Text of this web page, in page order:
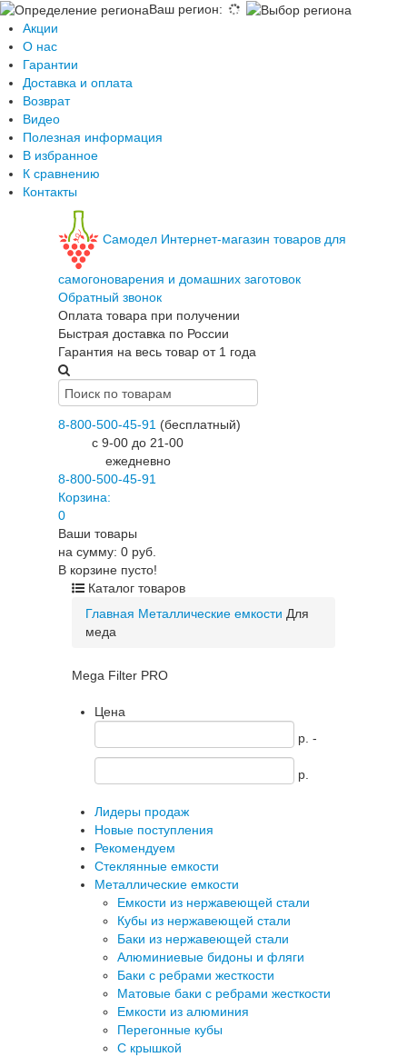
Ваш регион:
Акции
О нас
Гарантии
Доставка и оплата
Возврат
Видео
Полезная информация
В избранное
К сравнению
Контакты
Самодел Интернет-магазин товаров для
самогоноварения и домашних заготовок
Обратный звонок
Оплата товара при получении
Быстрая доставка по России
Гарантия на весь товар от 1 года
8-800-500-45-91 (бесплатный)
c 9-00 до 21-00
ежедневно
8-800-500-45-91
Корзина:
0
Ваши товары
на сумму: 0 руб.
В корзине пусто!
Каталог товаров
Главная Металлические емкости Для
меда
Mega Filter PRO
Цена
p. -
p.
Лидеры продаж
Новые поступления
Рекомендуем
Стеклянные емкости
Металлические емкости
Емкости из нержавеющей стали
Кубы из нержавеющей стали
Баки из нержавеющей стали
Алюминиевые бидоны и фляги
Баки с ребрами жесткости
Матовые баки с ребрами жесткости
Емкости из алюминия
Перегонные кубы
C крышкой